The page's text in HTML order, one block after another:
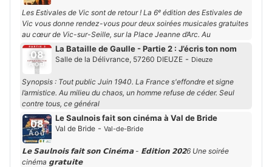
Les Estivales de Vic sont de retour ! La 6ᵉ édition des Estivales de
Vic vous donne rendez-vous pour deux soirées musicales gratuites
au cœur de Vic-sur-Seille, sur la Place Jeanne d’Arc. Au
08
Aoû
La Bataille de Gaulle - Partie 2 : J’écris ton nom
Salle de la Délivrance, 57260 DIEUZE - Dieuze
Synopsis : Tout public Juin 1940. La France s'effondre et signe
l’armistice. Au milieu du chaos, un homme refuse de céder. Seul
contre tous, ce général
08
Aoû
Le Saulnois fait son cinéma à Val de Bride
Val de Bride - Val-de-Bride
𝗟𝗲 𝗦𝗮𝘂𝗹𝗻𝗼𝗶𝘀 𝗳𝗮𝗶𝘁 𝘀𝗼𝗻 𝗖𝗶𝗻𝗲́𝗺𝗮 - 𝗘́𝗱𝗶𝘁𝗶𝗼𝗻 𝟮𝟬𝟮6 Une soirée
cinéma 𝗴𝗿𝗮𝘁𝘂𝗶𝘁𝗲